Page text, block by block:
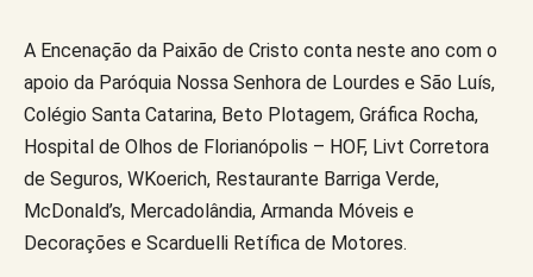
A Encenação da Paixão de Cristo conta neste ano com o
apoio da Paróquia Nossa Senhora de Lourdes e São Luís,
Colégio Santa Catarina, Beto Plotagem, Gráfica Rocha,
Hospital de Olhos de Florianópolis – HOF, Livt Corretora
de Seguros, WKoerich, Restaurante Barriga Verde,
McDonald’s, Mercadolândia, Armanda Móveis e
Decorações e Scarduelli Retífica de Motores.